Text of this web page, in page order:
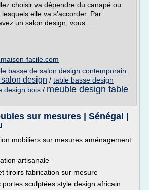
choisir va dépendre du canapé ou
elle va s'accorder. Par
un salon design, vous...
facile.com
basse de salon design contemporain
design / table basse design
design bois / meuble design table
sur mesures | Sénégal |
mobiliers sur mesures aménagement
artisanale
tiroirs fabrication sur mesure
portes sculptées style design africain